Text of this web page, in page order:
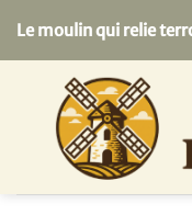
au
Le moulin qui relie